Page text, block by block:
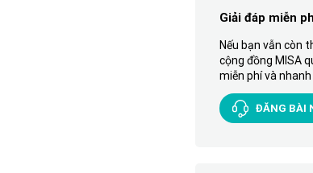
Giải đáp miễn
Nếu bạn vẫn còn
cộng đồng MISA
miễn phí và
ĐĂNG BÀI